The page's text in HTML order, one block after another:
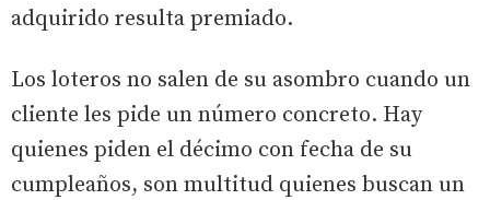
adquirido resulta premiado.
Los loteros no salen de su asombro cuando un
cliente les pide un número concreto. Hay
quienes piden el décimo con fecha de su
cumpleaños, son multitud quienes buscan un